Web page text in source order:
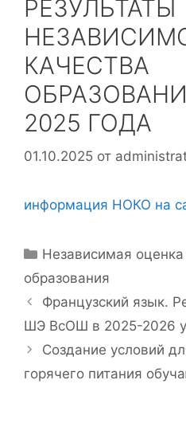
РЕЗУЛЬТАТЫ
КАЧЕСТВА
2025 ГОДА
01.10.2025 от
информация НОКО на
Рубрики
Независимая оценка
образования
Французский язык.
ШЭ ВсОШ в 2025-2026
Создание условий
горячего питания